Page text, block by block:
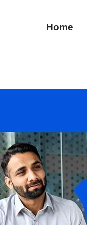
Home